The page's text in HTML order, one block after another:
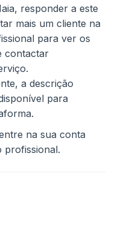
responder a este
mais um cliente na
para ver os
contactar
a descrição
para
na sua conta
profissional.